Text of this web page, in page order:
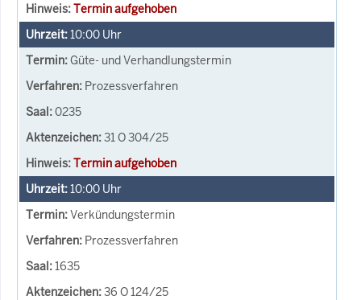
Termin aufgehoben
10:00 Uhr
Güte- und Verhandlungstermin
Prozessverfahren
0235
31 O 304/25
Termin aufgehoben
10:00 Uhr
Verkündungstermin
Prozessverfahren
1635
36 O 124/25